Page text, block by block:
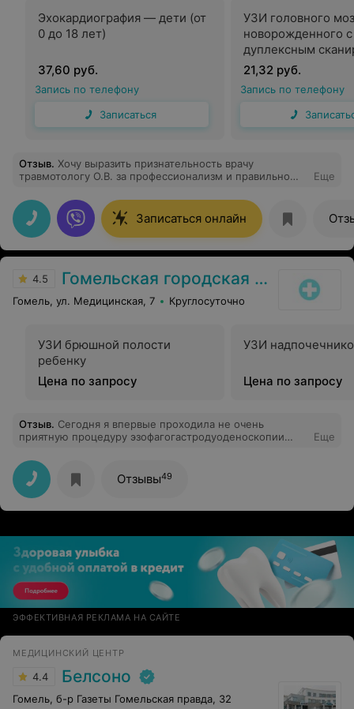
Эхокардиография — дети (от
0 до 18 лет)
37,60 руб.
Запись по телефону
Записаться
УЗИ головного
новорожденного с
дуплексным
одного
региона
21,32 руб.
Запись по телефону
Отзыв. Хочу выразить признательность врачу
травмотологу О.В. за профессионализм и правильно
направился в больницу для проведения операции. В
клинике вежливый персонал и хорошее
обслуживание.
Еще
Записаться онлайн
4.5 Гомельская городская клиническая больница №2
Гомель, ул. Медицинская, 7 Круглосуточно
УЗИ брюшной полости
ребенку
Цена по запросу
УЗИ
Цена по запросу
Отзыв. Сегодня я впервые проходила не очень
приятную процедуру эзофагогастродуоденоскопии
№2. Хочу выразить благодарность работникам
эндоскопического отделения врачу Валентине
Ивановне Зайцевой и медсестре Светлане
Вячеславовне Проскуряковой за чуткое отношение и
профессионализм в работе.
Еще
Отзывы49
ЭФФЕКТИВНАЯ РЕКЛАМА НА САЙТЕ
МЕДИЦИНСКИЙ ЦЕНТР
4.4 Белсоно
Гомель, б-р Газеты Гомельская правда, 32